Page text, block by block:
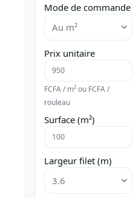
Mode de commande
Prix unitaire
FCFA / m² ou FCFA /
rouleau
Surface (m²)
Largeur filet (m)